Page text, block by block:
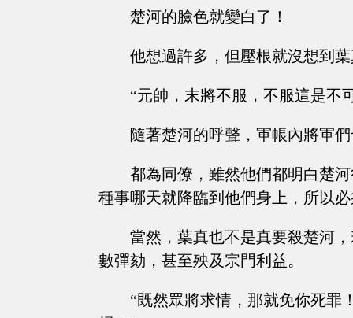
楚河的臉色就變白了！
他想過許多，但壓根就沒想到
“元帥，末將不服，不服這是不
隨著楚河的呼聲，軍帳內將軍
都為同僚，雖然他們都明白楚
種事哪天就降臨到他們身上，所以
當然，葉真也不是真要殺楚河
數彈劾，甚至殃及宗門利益。
“既然眾將求情，那就免你死罪